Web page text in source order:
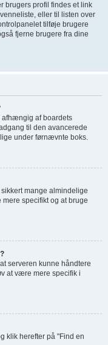
brugers profil findes et link
eller til listen over
tilføje brugere
fjerne brugere fra dine
afhængig af boardets
til den avancerede
under førnævnte boks.
mange almindelige
specifikt og at bruge
serveren kunne håndtere
at være mere specifik i
klik herefter på "Find en